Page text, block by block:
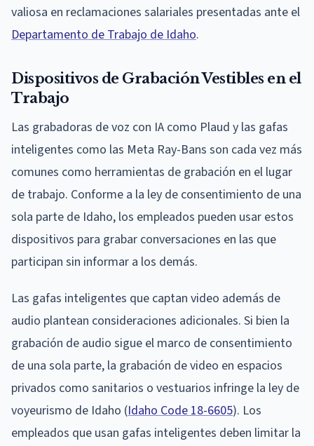
valiosa en reclamaciones salariales presentadas ante el
Departamento de Trabajo de Idaho.
Dispositivos de Grabación Vestibles en el
Trabajo
Las grabadoras de voz con IA como Plaud y las gafas
inteligentes como las Meta Ray-Bans son cada vez más
comunes como herramientas de grabación en el lugar
de trabajo. Conforme a la ley de consentimiento de una
sola parte de Idaho, los empleados pueden usar estos
dispositivos para grabar conversaciones en las que
participan sin informar a los demás.
Las gafas inteligentes que captan video además de
audio plantean consideraciones adicionales. Si bien la
grabación de audio sigue el marco de consentimiento
de una sola parte, la grabación de video en espacios
privados como sanitarios o vestuarios infringe la ley de
voyeurismo de Idaho (Idaho Code 18-6605). Los
empleados que usan gafas inteligentes deben limitar la